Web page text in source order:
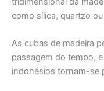
como sílica, quartzo
As cubas de madeira
passagem do tempo,
indonésios tornam-se